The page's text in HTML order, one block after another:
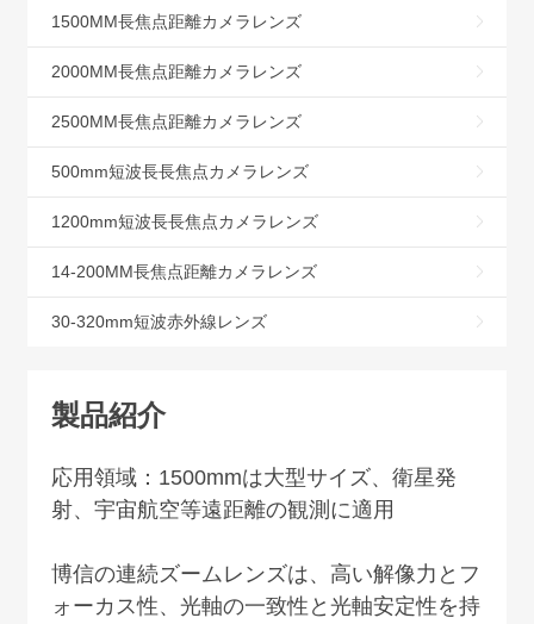
1500MM長焦点距離カメラレンズ
2000MM長焦点距離カメラレンズ
2500MM長焦点距離カメラレンズ
500mm短波長長焦点カメラレンズ
1200mm短波長長焦点カメラレンズ
14-200MM長焦点距離カメラレンズ
30-320mm短波赤外線レンズ
製品紹介
応用領域： 1500mmは大型サイズ、衛星発
射、宇宙航空等遠距離の観測に適用
博信の連続ズームレンズは、高い解像力とフ
ォーカス性、光軸の一致性と光軸安定性を持